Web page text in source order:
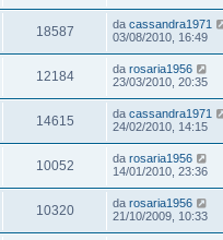
18587 da cassandra1971
03/08/2010, 16:49
12184 da rosaria1956
23/03/2010, 20:35
14615 da cassandra1971
24/02/2010, 14:15
10052 da rosaria1956
14/01/2010, 23:36
10320 da rosaria1956
21/10/2009, 10:33